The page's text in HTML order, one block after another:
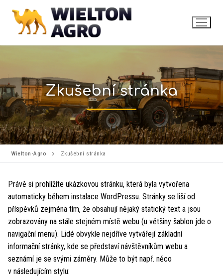
Zkušební stránka
Wielton-Agro Zkušební stránka
Právě si prohlížíte ukázkovou stránku, která byla vytvořena
automaticky během instalace WordPressu. Stránky se liší od
příspěvků zejména tím, že obsahují nějaký statický text a jsou
zobrazovány na stále stejném místě webu (u většiny šablon jde o
navigační menu). Lidé obvykle nejdříve vytvářejí základní
informační stránky, kde se představí návštěvníkům webu a
seznámí je se svými záměry. Může to být např. něco
v následujícím stylu: